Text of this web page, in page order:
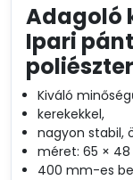
Adagoló
Ipari
Kiváló
kerekekkel,
nagyon stabil,
méret: 65 × 48
400 mm-es